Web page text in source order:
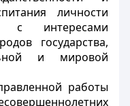
личности
с интересами
государства,
и мировой
работы